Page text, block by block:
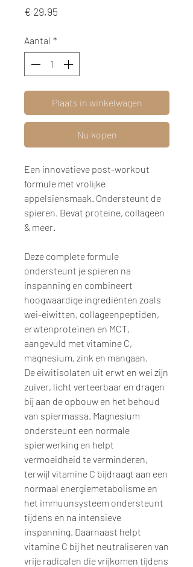
€ 29,95
Aantal *
Plaats in winkelwagen
Nu kopen
Een innovatieve post-workout
formule met vrolijke
appelsiensmaak. Ondersteunt de
spieren. Bevat proteine, collageen
& meer.
Deze complete formule
ondersteunt je spieren na
inspanning en combineert
hoogwaardige ingrediënten zoals
wei-eiwitten, collageenpeptiden,
erwtenproteïnen en MCT,
aangevuld met vitamine C,
magnesium, zink en mangaan.
De eiwitisolaten uit erwt en wei zijn
zuiver, licht verteerbaar en dragen
bij aan de opbouw en het behoud
van spiermassa. Magnesium
ondersteunt een normale
spierwerking en helpt
vermoeidheid te verminderen,
terwijl vitamine C bijdraagt aan een
normaal energiemetabolisme en
het immuunsysteem ondersteunt
tijdens en na intensieve
inspanning. Daarnaast helpt
vitamine C bij het neutraliseren van
vrije radicalen die vrijkomen tijdens